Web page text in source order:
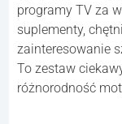
programy TV za
suplementy,
zainteresowanie
To zestaw
różnorodność